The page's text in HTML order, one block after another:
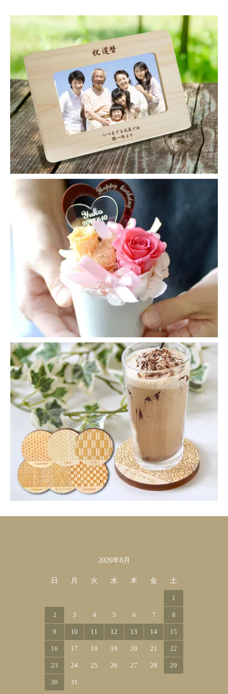
2026年8月
日 月 火 水 木 金 土
1
2 3 4 5 6 7 8
9 10 11 12 13 14 15
16 17 18 19 20 21 22
23 24 25 26 27 28 29
30 31